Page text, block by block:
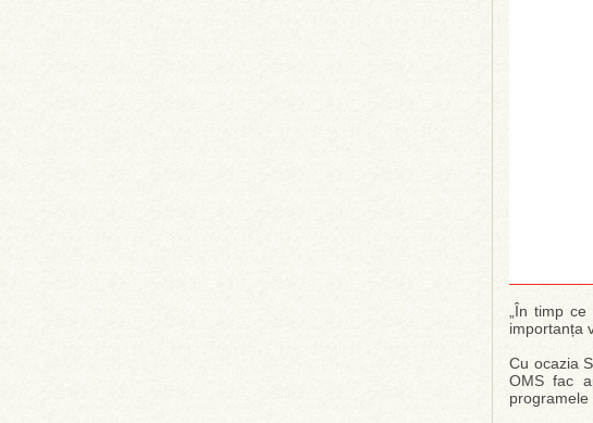
„În timp
importanța
Cu ocazia
OMS fac
programele